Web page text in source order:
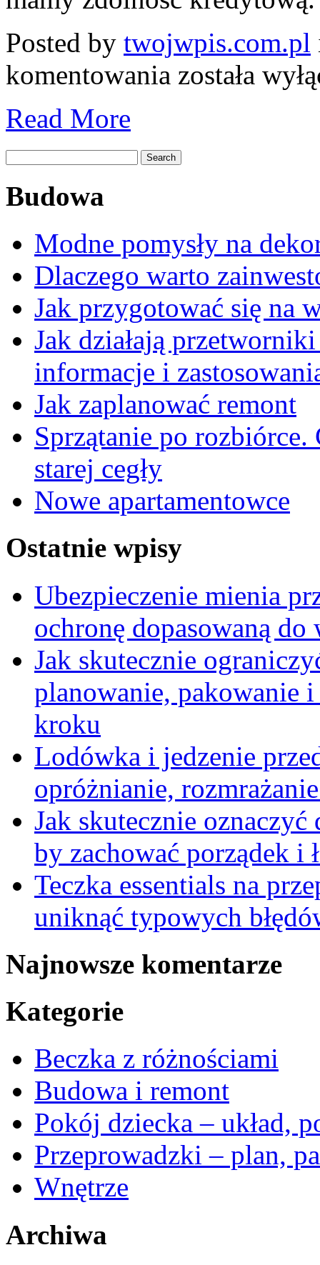
Posted by twojwpis.com.pl
komentowania
hipoteczne
zakup
mieszkania
została
Read More
Budowa
Modne pomysły na
Dlaczego warto
Jak przygotować się na
Jak działają
informacje i
Jak zaplanować remont
Sprzątanie po rozbiórce.
starej cegły
Nowe apartamentowce
Ostatnie wpisy
Ubezpieczenie mienia
ochronę dopasowaną
Jak skutecznie
planowanie, pakowanie
kroku
Lodówka i jedzenie
opróżnianie,
Jak skutecznie
by zachować porządek i
Teczka essentials na
uniknąć typowych
Najnowsze komentarze
Kategorie
Beczka z różnościami
Budowa i remont
Pokój dziecka – układ,
Przeprowadzki – plan,
Wnętrze
Archiwa